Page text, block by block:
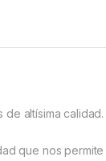
altísima calidad.
que nos permite